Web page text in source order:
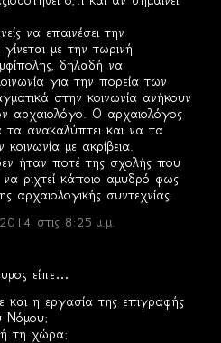
να επαινέσει την
με την τωρινή
δηλαδή να
για την πορεία των
στην κοινωνία ανήκουν
αρχαιολόγο. Ο αρχαιολόγος
τα ανακαλύπτει και να τα
με ακρίβεια.
ήταν ποτέ της σχολής που
να ριχτεί κάποιο αμυδρό φως
αρχαιολογικής συντεχνίας.
στις 8:25 μ.μ.
είπε…
και η εργασία της επιγραφής
Νόμου;
τη χώρα;